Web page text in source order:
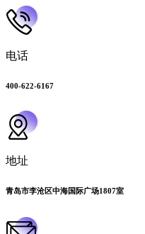
电话
400-622-6167
地址
青岛市李沧区中海国际广场1807室